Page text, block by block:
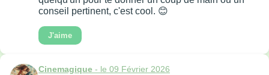
conseil pertinent, c'est cool. 😊
J'aime
Cinemagique - le 09 Février 2026